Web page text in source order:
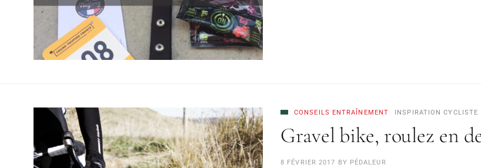
CONSEILS ENTRAÎNEMENT INSPIRATION CYCLISTE
Gravel bike, roulez en
8 FÉVRIER 2017 BY PÉDALEUR